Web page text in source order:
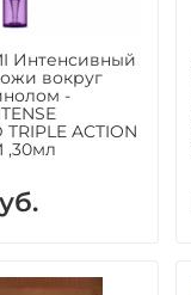
Интенсивный
вокруг
-
TRIPLE ACTION
,30мл